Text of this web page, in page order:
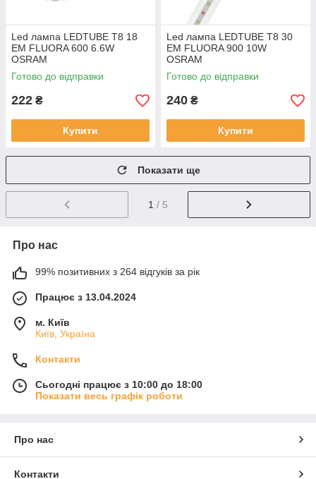
Led лампа LEDTUBE T8 18
EM FLUORA 600 6.6W
OSRAM
Готово до відправки
222 ₴
Купити
Led лампа LEDTUBE T8 30
EM FLUORA 900 10W
OSRAM
Готово до відправки
240 ₴
Купити
Показати ще
1 / 5
Про нас
99% позитивних з 264 відгуків за рік
Працює з 13.04.2024
м. Київ
Київ, Україна
Контакти
Сьогодні працює з 10:00 до 18:00
Показати весь графік роботи
Про нас
Контакти